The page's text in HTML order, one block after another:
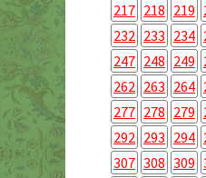
217 218 219
232 233 234
247 248 249
262 263 264
277 278 279
292 293 294
307 308 309